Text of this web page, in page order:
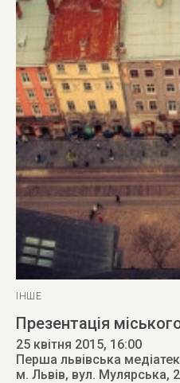
ІНШЕ
Презентація
25 квітня 2015, 16:00
Перша львівська
м. Львів, вул. Мулярська,